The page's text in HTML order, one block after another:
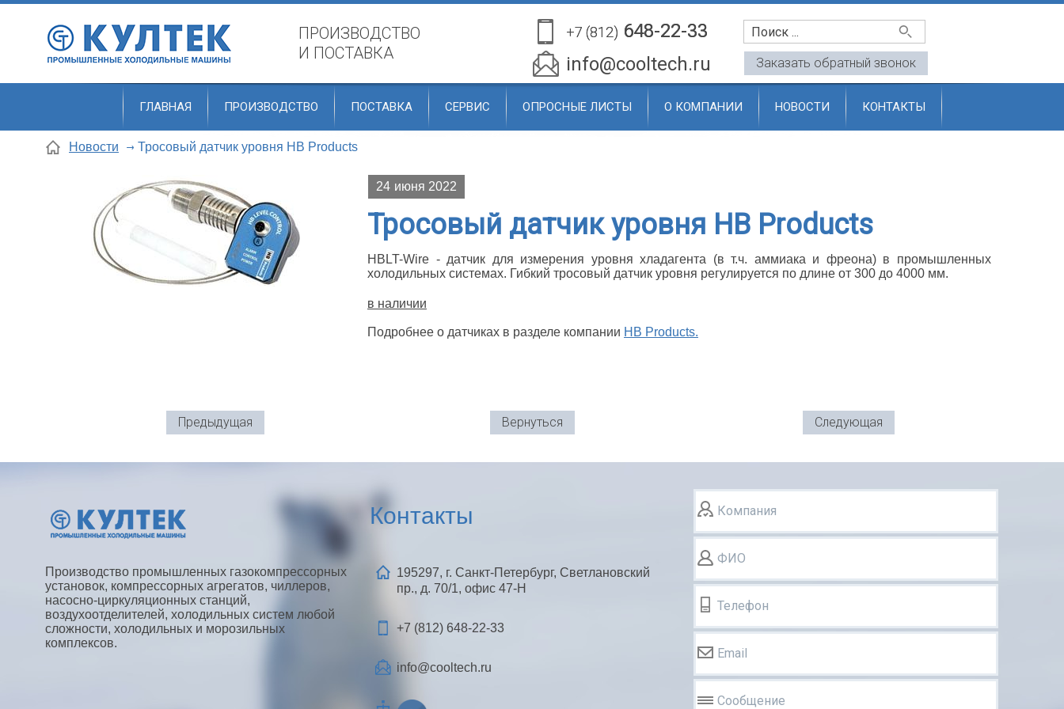
ПРОИЗВОДСТВО
И ПОСТАВКА
+7 (812) 648-22-33
info@cooltech.ru
Заказать обратный звонок
+7 (812) 648-22-33
ГЛАВНАЯ ПРОИЗВОДСТВО ПОСТАВКА СЕРВИС ОПРОСНЫЕ ЛИСТЫ О КОМПАНИИ НОВОСТИ КОНТАКТЫ
Новости Тросовый датчик уровня HB Products
24 июня 2022
Тросовый датчик уровня HB Products
HBLT-Wire - датчик для измерения уровня хладагента (в т.ч. аммиака и фреона) в промышленных
холодильных системах. Гибкий тросовый датчик уровня регулируется по длине от 300 до 4000 мм.
в наличии
Подробнее о датчиках в разделе компании HB Products.
Предыдущая Вернуться Следующая
Производство промышленных газокомпрессорных
установок, компрессорных агрегатов, чиллеров,
насосно-циркуляционных станций,
воздухоотделителей, холодильных систем любой
сложности, холодильных и морозильных
комплексов.
Контакты
195297, г. Санкт-Петербург, Светлановский
пр., д. 70/1, офис 47-Н
+7 (812) 648-22-33
info@cooltech.ru
Компания
ФИО
Телефон
Email
Сообщение